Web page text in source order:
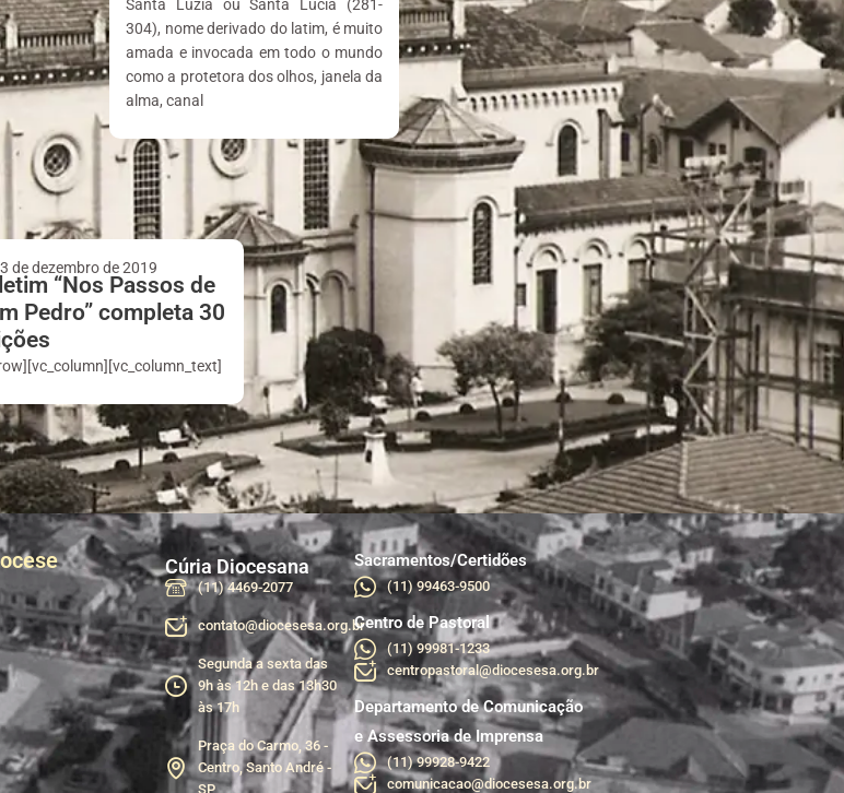
Santa Luzia ou Santa Lúcia (281-
304), nome derivado do latim, é muito
amada e invocada em todo o mundo
como a protetora dos olhos, janela da
alma, canal
de dezembro de 2019
“Nos Passos de
Pedro” completa 30
Cúria Diocesana
(11) 4469-2077
contato@diocesesa.org.br
Segunda a sexta das
9h às 12h e das 13h30
às 17h
Praça do Carmo, 36 -
Centro, Santo André -
SP
Sacramentos/Certidões
(11) 99463-9500
Centro de Pastoral
(11) 99981-1233
centropastoral@diocesesa.org.br
Departamento de Comunicação
e Assessoria de Imprensa
(11) 99928-9422
comunicacao@diocesesa.org.br